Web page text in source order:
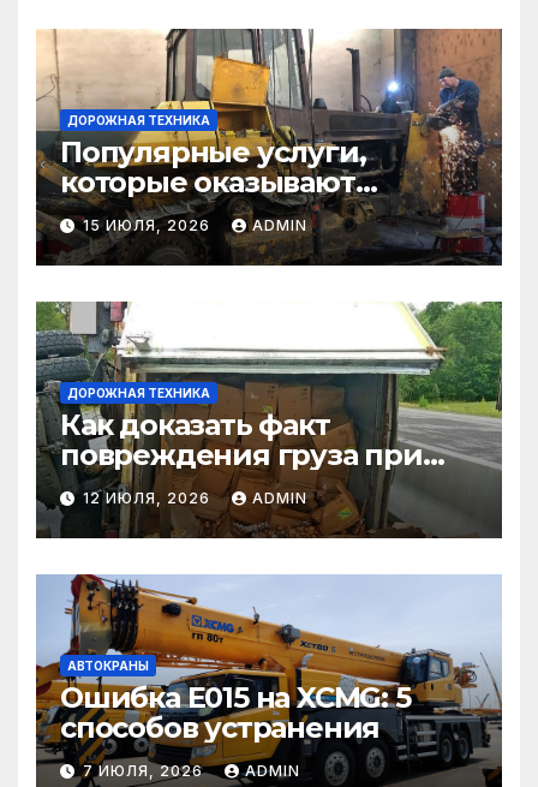
ДОРОЖНАЯ ТЕХНИКА
Популярные услуги,
которые оказывают
самосвалы в строительстве
и логистике
15 ИЮЛЯ, 2026 ADMIN
ДОРОЖНАЯ ТЕХНИКА
Как доказать факт
повреждения груза при
страховом случае
12 ИЮЛЯ, 2026 ADMIN
АВТОКРАНЫ
Ошибка E015 на XCMG: 5
способов устранения
7 ИЮЛЯ, 2026 ADMIN